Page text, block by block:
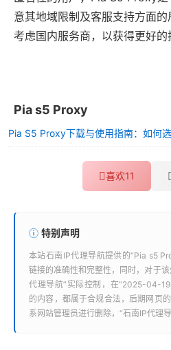
意其地域限制及客服支持方面
考虑国内服务商，以获得更好的
Pia s5 Proxy
Pia S5 Proxy下载与使用指南：如何
喜欢11
特别声明
本站石南IP代理导航提供的“Pia s5
链接的准确性和完整性，同时，对于
代理导航”实际控制，在“2025-04-
的内容，都属于合规合法，后期网页
系网站管理员进行删除，“石南IP代理